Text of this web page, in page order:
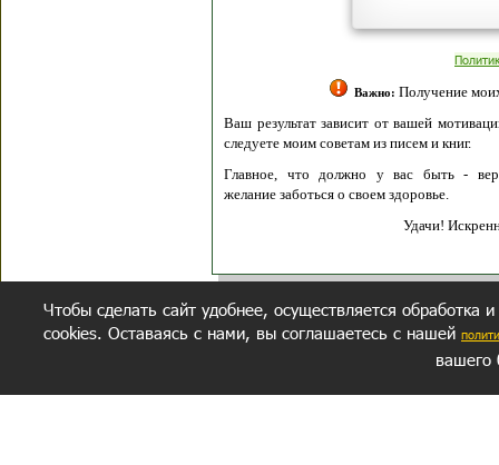
Важно: Получение
Ваш результат зависит от вашей
следуете моим советам из писем и книг.
Главное, что должно у вас быть -
желание заботься о своем здоровье.
Удачи!
Чтобы сделать сайт удобнее, осуществляется обработка
cookies. Оставаясь с нами, вы соглашаетесь с нашей
вашего